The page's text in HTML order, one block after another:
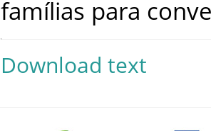
famílias para
Download text